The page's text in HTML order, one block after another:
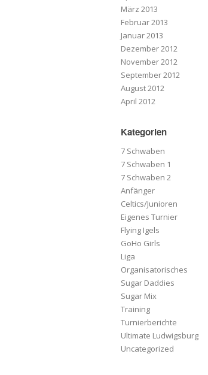
März 2013
Februar 2013
Januar 2013
Dezember 2012
November 2012
September 2012
August 2012
April 2012
Kategorien
7 Schwaben
7 Schwaben 1
7 Schwaben 2
Anfänger
Celtics/Junioren
Eigenes Turnier
Flying Igels
GoHo Girls
Liga
Organisatorisches
Sugar Daddies
Sugar Mix
Training
Turnierberichte
Ultimate Ludwigsburg
Uncategorized